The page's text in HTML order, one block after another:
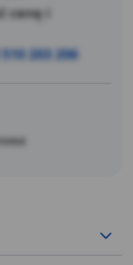
i
203 206